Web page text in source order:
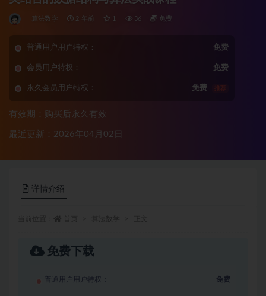
算法数学 2 年前 1 36 免费
普通用户用户特权： 免费
会员用户特权： 免费
永久会员用户特权： 免费 推荐
有效期：购买后永久有效
最近更新：2026年04月02日
详情介绍
免费下载
普通用户用户特权： 免费